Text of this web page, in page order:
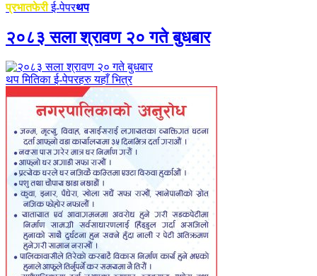
प्रभातफेरीई-पेपरथप
२०८३ सला श्रावण २० गते बुधबार
थप मितिका ई-पेपरहरु यहाँ भित्र